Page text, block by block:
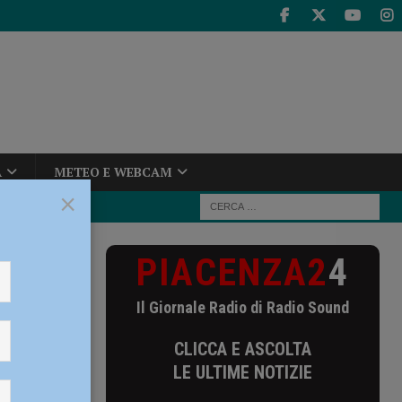
METEO E WEBCAM
per
PIACENZA24
Il Giornale Radio di Radio Sound
CLICCA E ASCOLTA
LE ULTIME NOTIZIE
×